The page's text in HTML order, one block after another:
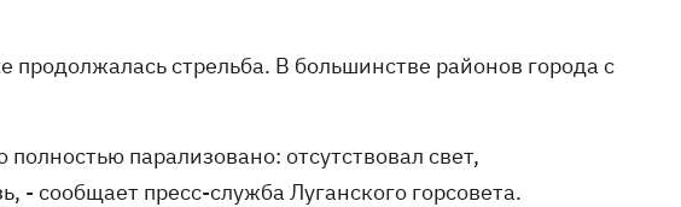
продолжалась стрельба. В большинстве районов города с
парализовано: отсутствовал свет,
- сообщает пресс-служба Луганского горсовета.